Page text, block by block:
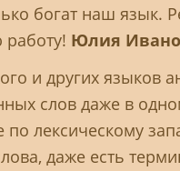
богат наш язык.
работу! Юлия
и других языков
слов даже в
по лексическому
даже есть